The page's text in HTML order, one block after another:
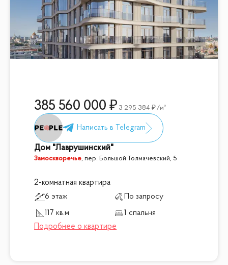
385 560 000 3 295 384 /м²
Дом "Лаврушинский"
Замоскворечье,пер. Большой Толмачевский, 5
2-комнатная квартира
6 этаж
По запросу
117 кв.м
1 спальня